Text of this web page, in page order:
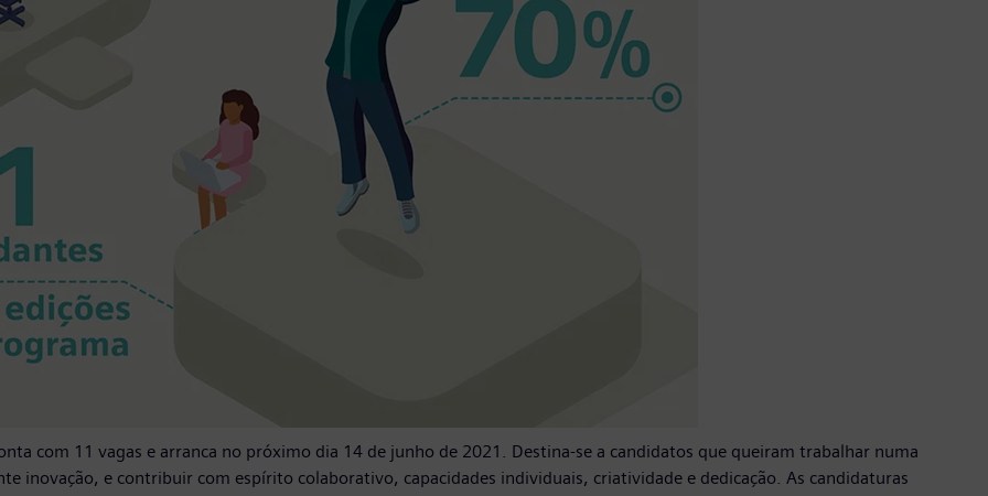
com 11 vagas e arranca no próximo dia 14 de junho de 2021. Destina-se a candidatos que queiram trabalhar numa
inovação, e contribuir com espírito colaborativo, capacidades individuais, criatividade e dedicação. As candidaturas